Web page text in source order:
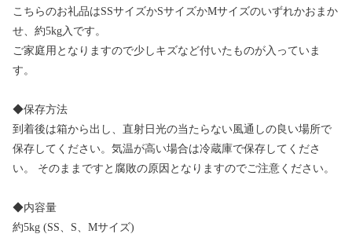
こちらのお礼品はSSサイズかSサイズかMサイズのいずれかおまか
せ、約5kg入です。
ご家庭用となりますので少しキズなど付いたものが入っていま
す。
◆保存方法
到着後は箱から出し、直射日光の当たらない風通しの良い場所で
保存してください。気温が高い場合は冷蔵庫で保存してくださ
い。 そのままですと腐敗の原因となりますのでご注意ください。
◆内容量
約5kg (SS、S、Mサイズ)